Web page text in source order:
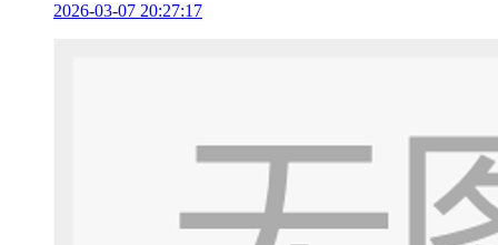
2026-03-07 20:27:17